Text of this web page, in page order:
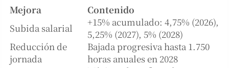
Mejora
Contenido
Subida salarial
+15% acumulado: 4,75% (2026),
5,25% (2027), 5% (2028)
Reducción de
jornada
Bajada progresiva hasta 1.750
horas anuales en 2028